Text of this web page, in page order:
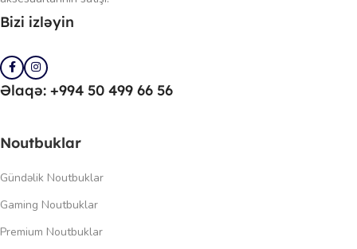
Bizi izləyin
Əlaqə: +994 50 499 66 56
Noutbuklar
Gündəlik Noutbuklar
Gaming Noutbuklar
Premium Noutbuklar